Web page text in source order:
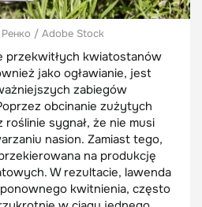
/ Adobe Stock
przekwitłych kwiatostanów
jako ogławianie, jest
zabiegów
obcinanie zużytych
sygnał, że nie musi
nasion. Zamiast tego,
na produkcję
W rezultacie, lawenda
kwitnienia, często